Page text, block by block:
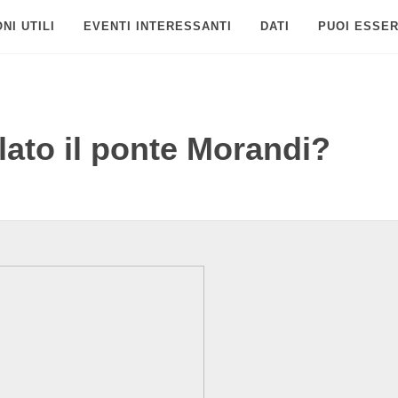
UTILI EVENTI INTERESSANTI DATI PUOI
il ponte Morandi?